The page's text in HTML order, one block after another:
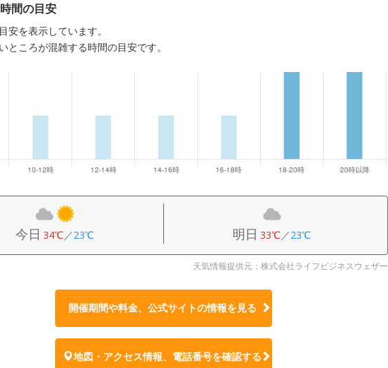
間の目安
安を表示しています。
ところが混雑する時間の目安です。
今日 34℃／23℃ 明日 33℃／23℃
天気情報提供元：株式会社ライフビジネスウェザー
開催期間や料金、公式サイトの情報を見る
地図・アクセス情報、電話番号を確認する